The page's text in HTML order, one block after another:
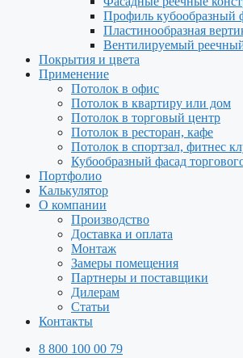
Профиль кубообразный
Пластинообразная
Вентилируемый
Покрытия и цвета
Применение
Потолок в офис
Потолок в квартиру или дом
Потолок в торговый центр
Потолок в ресторан, кафе
Потолок в спортзал, фитнес
Кубообразный фасад
Портфолио
Калькулятор
О компании
Производство
Доставка и оплата
Монтаж
Замеры помещения
Партнеры и поставщики
Дилерам
Статьи
Контакты
8 800 100 00 79